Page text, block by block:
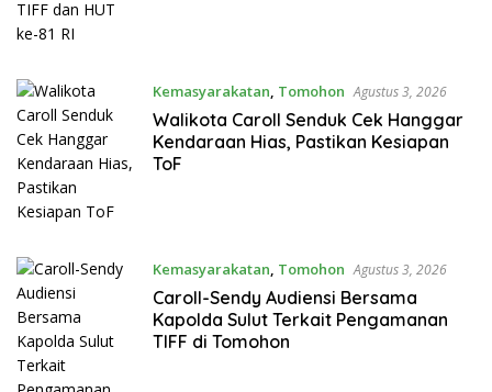
Kemasyarakatan, Tomohon Agustus 3, 2026
Walikota Caroll Senduk Cek Hanggar
Kendaraan Hias, Pastikan Kesiapan
ToF
Kemasyarakatan, Tomohon Agustus 3, 2026
Caroll-Sendy Audiensi Bersama
Kapolda Sulut Terkait Pengamanan
TIFF di Tomohon